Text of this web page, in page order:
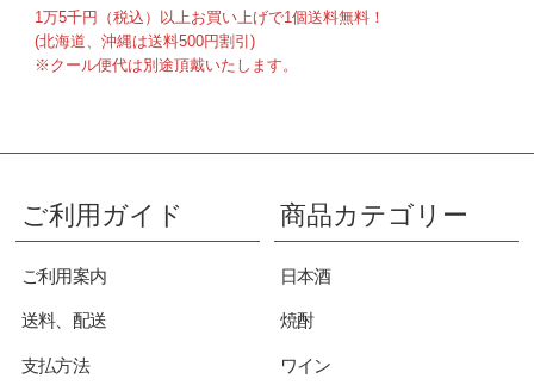
1万5千円（税込）以上お買い上げで1個送料無料！
(北海道、沖縄は送料500円割引)
※クール便代は別途頂戴いたします。
ご利用ガイド
ご利用案内
送料、配送
支払方法
商品カテゴリー
日本酒
焼酎
ワイン